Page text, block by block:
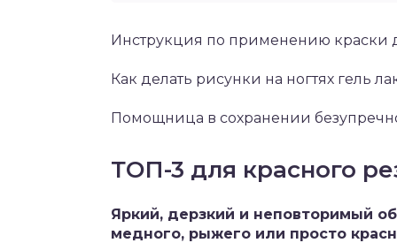
Инструкция по применению краски
Как делать рисунки на ногтях гель
Помощница в сохранении
ТОП-3 для красного
Яркий, дерзкий и неповторимый
медного, рыжего или просто